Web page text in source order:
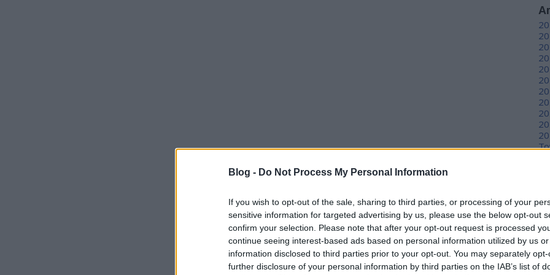
Blog - Do Not Process My Personal Information
If you wish to opt-out of the sale, sharing to third parties, or processing of your
sensitive information for targeted advertising by us, please use the below opt-out
confirm your selection. Please note that after your opt-out request is processed
continue seeing interest-based ads based on personal information utilized by us
information disclosed to third parties prior to your opt-out. You may separately
further disclosure of your personal information by third parties on the IAB’s list of
(